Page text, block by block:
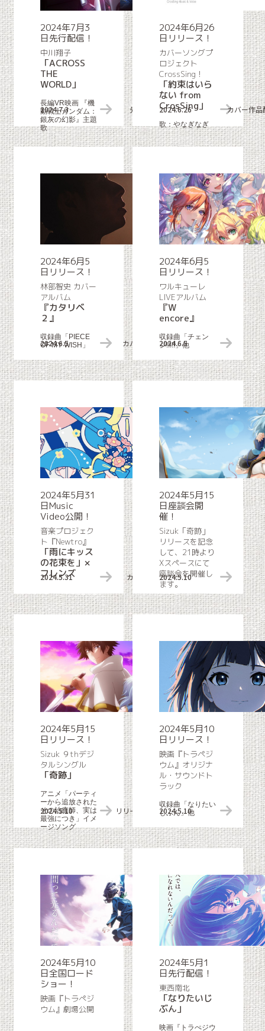
2024.7.3 先行配信リリース情報
2024年7月3
日先行配信！
中川翔子
「ACROSS
THE
WORLD」
長編VR映画 『機
動戦士ガンダム：
銀灰の幻影』主題
歌
2024.6.26 カバー作品
2024年6月26
日リリース！
カバーソングプ
ロジェクト
CrossSing！
「約束はいら
ない from
CrosSing」
歌：やなぎなぎ
2024.6.5 カバー作品リリース情報
2024年6月5
日リリース！
林部智史 カバー
アルバム
『カタリベ
２』
収録曲「PIECE
OF MY WISH」
2024.6.5
2024年6月5
日リリース！
ワルキューレ
LIVEアルバム
『W
encore』
収録曲「チェン
ジ!!!!!」他
2024.5.31 カバー作品MV公開情報
2024年5月31
日Music
Video公開！
音楽プロジェク
ト『Newtro』
「雨にキッス
の花束を」×
フレンズ
2024.5.10
2024年5月15
日座談会開
催！
Sizuk「奇跡」
リリースを記念
して、21時より
Xスペースにて
座談会を開催し
ます。
2024.5.10 リリース＆タイアップ情報
2024年5月15
日リリース！
Sizuk ９thデジ
タルシングル
「奇跡」
アニメ「パーティ
ーから追放された
その治癒師、実は
最強につき」イメ
ージソング
2024.5.10
2024年5月10
日リリース！
映画『トラペジ
ウム』オリジナ
ル・サウンドト
ラック
収録曲「なりたい
じぶん」他
2024年5月10
日全国ロード
ショー！
映画『トラぺジ
ウム』劇場公開
2024年5月1
日先行配信！
東西南北
「なりたいじ
ぶん」
映画『トラぺジウ